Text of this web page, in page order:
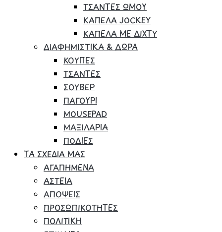
ΤΣΑΝΤΕΣ ΩΜΟΥ
ΚΑΠΕΛΑ JOCKEY
ΚΑΠΕΛΑ ΜΕ ΔΙΧΤΥ
ΔΙΑΦΗΜΙΣΤΙΚΑ & ΔΩΡΑ
ΚΟΥΠΕΣ
ΤΣΑΝΤΕΣ
ΣΟΥΒΕΡ
ΠΑΓΟΥΡΙ
MOUSEPAD
ΜΑΞΙΛΑΡΙΑ
ΠΟΔΙΕΣ
ΤΑ ΣΧΕΔΙΑ ΜΑΣ
ΑΓΑΠΗΜΕΝΑ
ΑΣΤΕΙΑ
ΑΠΟΨΕΙΣ
ΠΡΟΣΩΠΙΚΟΤΗΤΕΣ
ΠΟΛΙΤΙΚΗ